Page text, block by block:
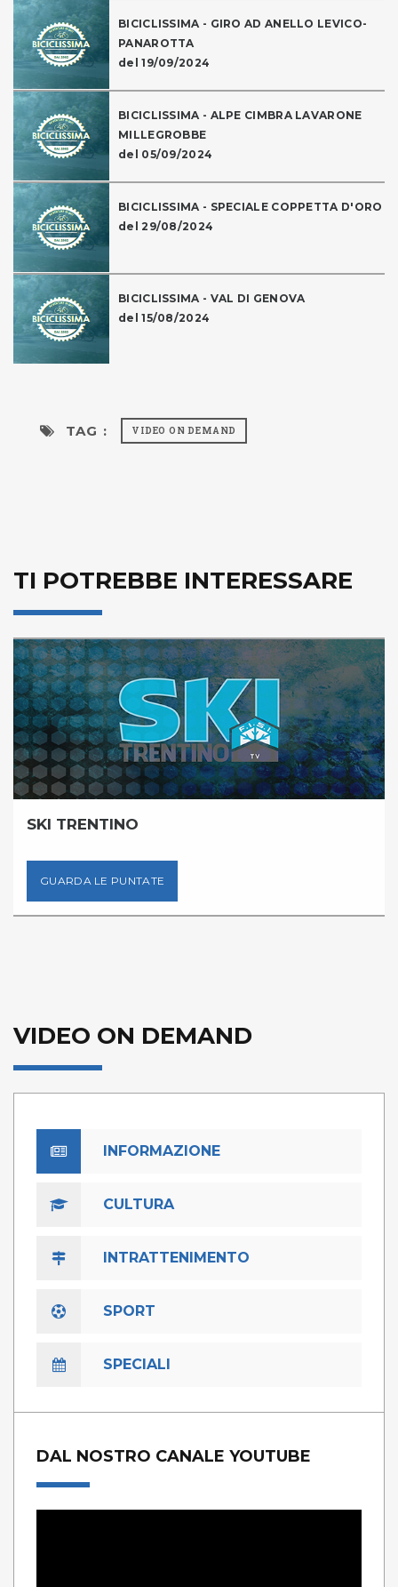
BICICLISSIMA - GIRO AD ANELLO LEVICO-
PANAROTTA
del 19/09/2024
BICICLISSIMA - ALPE CIMBRA LAVARONE
MILLEGROBBE
del 05/09/2024
BICICLISSIMA - SPECIALE COPPETTA D'ORO
del 29/08/2024
BICICLISSIMA - VAL DI GENOVA
del 15/08/2024
TAG : VIDEO ON DEMAND
TI POTREBBE INTERESSARE
SKI TRENTINO
GUARDA LE PUNTATE
VIDEO ON DEMAND
INFORMAZIONE
CULTURA
INTRATTENIMENTO
SPORT
SPECIALI
DAL NOSTRO CANALE YOUTUBE